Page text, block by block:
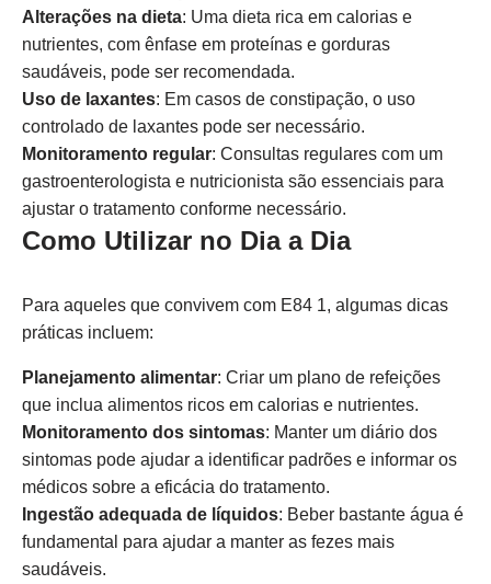
Alterações na dieta: Uma dieta rica em calorias e
nutrientes, com ênfase em proteínas e gorduras
saudáveis, pode ser recomendada.
Uso de laxantes: Em casos de constipação, o uso
controlado de laxantes pode ser necessário.
Monitoramento regular: Consultas regulares com um
gastroenterologista e nutricionista são essenciais para
ajustar o tratamento conforme necessário.
Como Utilizar no Dia a Dia
Para aqueles que convivem com E84 1, algumas dicas
práticas incluem:
Planejamento alimentar: Criar um plano de refeições
que inclua alimentos ricos em calorias e nutrientes.
Monitoramento dos sintomas: Manter um diário dos
sintomas pode ajudar a identificar padrões e informar os
médicos sobre a eficácia do tratamento.
Ingestão adequada de líquidos: Beber bastante água é
fundamental para ajudar a manter as fezes mais
saudáveis.